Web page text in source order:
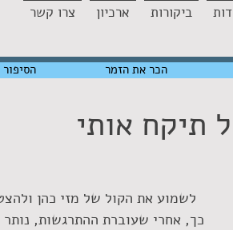
ביקורות ארכיון צרו קשר
תיקח אותי
לשמוע את הקול של מזי כהן
כך, אחרי שעוברת ההתרגשות,
הכר את הזמר